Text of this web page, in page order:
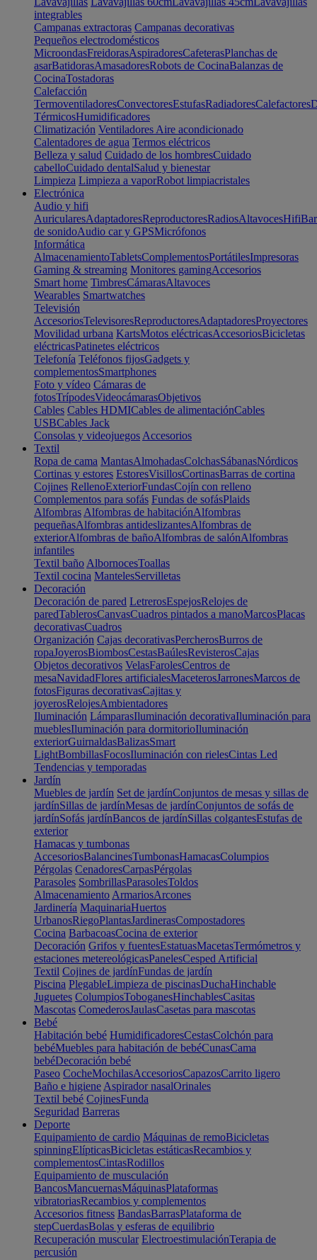
integrables
Campanas extractoras Campanas decorativas
Pequeños electrodomésticos
MicroondasFreidorasAspiradoresCafeterasPlanchas de
asarBatidorasAmasadoresRobots de CocinaBalanzas de
CocinaTostadoras
Calefacción
TermoventiladoresConvectoresEstufasRadiadoresCalefactores
TérmicosHumidificadores
Climatización Ventiladores Aire acondicionado
Calentadores de agua Termos eléctricos
Belleza y salud Cuidado de los hombresCuidado
cabelloCuidado dentalSalud y bienestar
Limpieza Limpieza a vaporRobot limpiacristales
Electrónica
Audio y hifi
AuricularesAdaptadoresReproductoresRadiosAltavocesHifi
de sonidoAudio car y GPSMicrófonos
Informática
AlmacenamientoTabletsComplementosPortátilesImpresoras
Gaming & streaming Monitores gamingAccesorios
Smart home TimbresCámarasAltavoces
Wearables Smartwatches
Televisión
AccesoriosTelevisoresReproductoresAdaptadoresProyectores
Movilidad urbana KartsMotos eléctricasAccesoriosBicicletas
eléctricasPatinetes eléctricos
Telefonía Teléfonos fijosGadgets y
complementosSmartphones
Foto y vídeo Cámaras de
fotosTrípodesVideocámarasObjetivos
Cables Cables HDMICables de alimentaciónCables
USBCables Jack
Consolas y videojuegos Accesorios
Textil
Ropa de cama MantasAlmohadasColchasSábanasNórdicos
Cortinas y estores EstoresVisillosCortinasBarras de cortina
Cojines RellenoExteriorFundasCojín con relleno
Complementos para sofás Fundas de sofásPlaids
Alfombras Alfombras de habitaciónAlfombras
pequeñasAlfombras antideslizantesAlfombras de
exteriorAlfombras de bañoAlfombras de salónAlfombras
infantiles
Textil baño AlbornocesToallas
Textil cocina MantelesServilletas
Decoración
Decoración de pared LetrerosEspejosRelojes de
paredTablerosCanvasCuadros pintados a manoMarcosPlacas
decorativasCuadros
Organización Cajas decorativasPercherosBurros de
ropaJoyerosBiombosCestasBaúlesRevisterosCajas
Objetos decorativos VelasFarolesCentros de
mesaNavidadFlores artificialesMaceterosJarronesMarcos de
fotosFiguras decorativasCajitas y
joyerosRelojesAmbientadores
Iluminación LámparasIluminación decorativaIluminación para
mueblesIluminación para dormitorioIluminación
exteriorGuirnaldasBalizasSmart
LightBombillasFocosIluminación con rielesCintas Led
Tendencias y temporadas
Jardín
Muebles de jardín Set de jardínConjuntos de mesas y sillas de
jardínSillas de jardínMesas de jardínConjuntos de sofás de
jardínSofás jardínBancos de jardínSillas colgantesEstufas de
exterior
Hamacas y tumbonas
AccesoriosBalancinesTumbonasHamacasColumpios
Pérgolas CenadoresCarpasPérgolas
Parasoles SombrillasParasolesToldos
Almacenamiento ArmariosArcones
Jardinería MaquinariaHuertos
UrbanosRiegoPlantasJardinerasCompostadores
Cocina BarbacoasCocina de exterior
Decoración Grifos y fuentesEstatuasMacetasTermómetros y
estaciones metereológicasPanelesCesped Artificial
Textil Cojines de jardínFundas de jardín
Piscina PlegableLimpieza de piscinasDuchaHinchable
Juguetes ColumpiosToboganesHinchablesCasitas
Mascotas ComederosJaulasCasetas para mascotas
Bebé
Habitación bebé HumidificadoresCestasColchón para
bebéMuebles para habitación de bebéCunasCama
bebéDecoración bebé
Paseo CocheMochilasAccesoriosCapazosCarrito ligero
Baño e higiene Aspirador nasalOrinales
Textil bebé CojinesFunda
Seguridad Barreras
Deporte
Equipamiento de cardio Máquinas de remoBicicletas
spinningElípticasBicicletas estáticasRecambios y
complementosCintasRodillos
Equipamiento de musculación
BancosMancuernasMáquinasPlataformas
vibratoriasRecambios y complementos
Accesorios fitness BandasBarrasPlataforma de
stepCuerdasBolas y esferas de equilibrio
Recuperación muscular ElectroestimulaciónTerapia de
percusión